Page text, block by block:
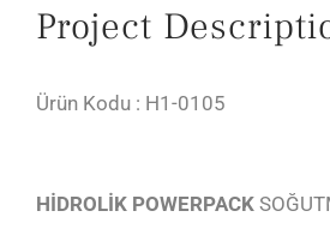
Project
Ürün Kodu : H1-0105
HİDROLİK POWERPACK